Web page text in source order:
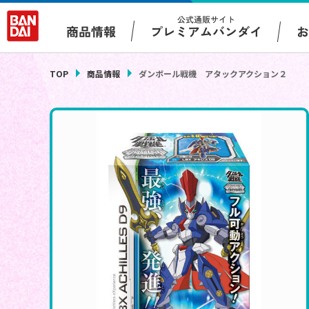
商品情報
公式通販サイト
プレミアムバンダイ
TOP 商品情報 ダンボール戦機 アタックアクション２